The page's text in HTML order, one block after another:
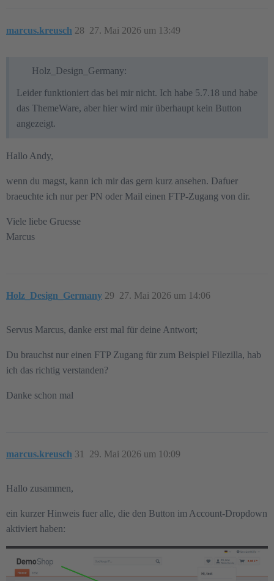
marcus.kreusch 27. Mai 2026 um 13:49
28
Holz_Design_Germany:
Leider funktioniert das bei mir nicht. Ich habe 5.7.18 und habe
das ThemeWare, aber hier wird mir überhaupt kein Button
angezeigt.
Hallo Andy,
wenn du magst, kann ich mir das gern kurz ansehen. Dafuer
braeuchte ich nur per PN oder Mail einen FTP-Zugang von dir.
Viele liebe Gruesse
Marcus
Holz_Design_Germany 27. Mai 2026 um 14:06
29
Servus Marcus, danke erst mal für deine Antwort;
Du brauchst nur einen FTP Zugang für zum Beispiel Filezilla, hab
ich das richtig verstanden?
Danke schon mal
marcus.kreusch 29. Mai 2026 um 10:09
31
Hallo zusammen,
ein kurzer Hinweis fuer alle, die den Button im Account-Dropdown
aktiviert haben: